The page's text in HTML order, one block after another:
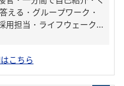
える・グループワーク・
(個人) 1:学生1:採用担当・ライフウェーク...
こちら